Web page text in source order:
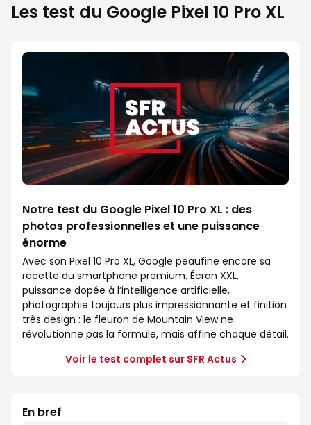
Les test du Google Pixel 10 Pro XL
Notre test du Google Pixel 10 Pro XL : des
photos professionnelles et une puissance
énorme
Avec son Pixel 10 Pro XL, Google peaufine encore sa
recette du smartphone premium. Écran XXL,
puissance dopée à l’intelligence artificielle,
photographie toujours plus impressionnante et finition
très design : le fleuron de Mountain View ne
révolutionne pas la formule, mais affine chaque détail.
Voir le test complet sur SFR Actus
En bref